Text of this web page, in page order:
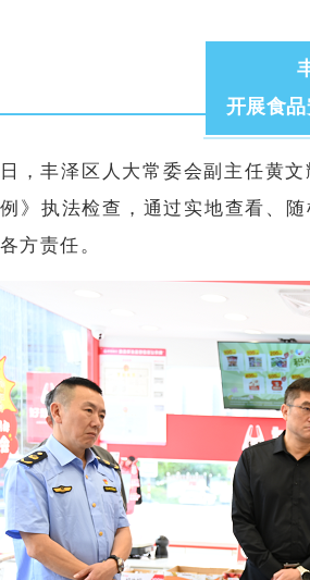
开展食
，丰泽区人大常委会副主任黄
》执法检查，通过实地查看、
方责任。